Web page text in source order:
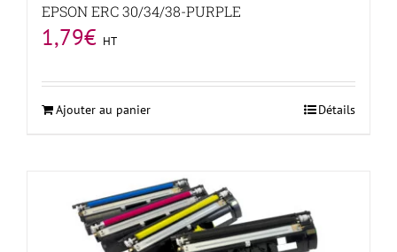
EPSON ERC 30/34/38-PURPLE
1,79€ HT
Ajouter au panier Détails